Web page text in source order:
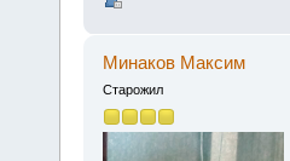
Минаков Максим
Старожил